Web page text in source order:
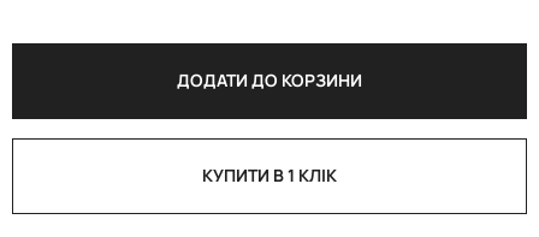
ДОДАТИ ДО КОРЗИНИ
КУПИТИ В 1 КЛІК